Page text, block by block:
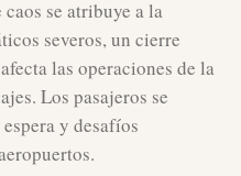
se atribuye a la
severos, un cierre
las operaciones de la
Los pasajeros se
y desafíos